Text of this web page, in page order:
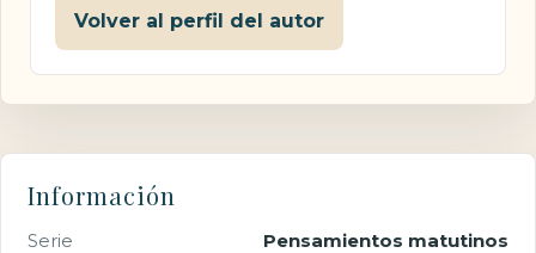
Volver al perfil del autor
Información
Serie Pensamientos matutinos